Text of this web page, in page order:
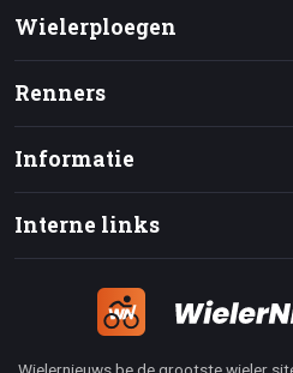
Wielerploegen
Renners
Informatie
Interne links
Wielernieuws.be de grootste wieler